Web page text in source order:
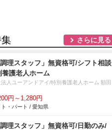
さらに見る
調理スタッフ」無資格可/シフト相談
養護老人ホーム
人ユーアンドアイ/特別養護老人ホーム 額田
円～1,280円
ト・パート / 愛知県
調理スタッフ」無資格可/日勤のみ/